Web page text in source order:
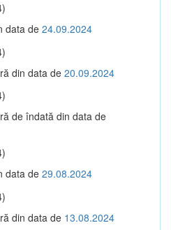
data de 24.09.2024
din data de 20.09.2024
de îndată din data de
data de 29.08.2024
din data de 13.08.2024